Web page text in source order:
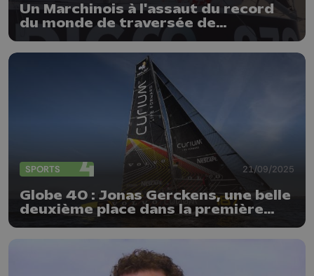
Un Marchinois à l'assaut du record
du monde de traversée de
SPORTS 21/09/2025
Globe 40 : Jonas Gerckens, une belle
deuxième place dans la première